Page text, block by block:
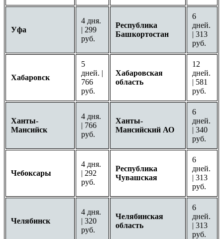
Уфа
4 дня.
| 299
руб.
Республика
Башкортостан
6
дней.
| 313
руб.
Хабаровск
5
дней. |
766
руб.
Хабаровская
область
12
дней.
| 581
руб.
Ханты-
Мансийск
4 дня.
| 766
руб.
Ханты-
Мансийский АО
6
дней.
| 340
руб.
Чебоксары
4 дня.
| 292
руб.
Республика
Чувашская
6
дней.
| 313
руб.
Челябинск
4 дня.
| 320
руб.
Челябинская
область
6
дней.
| 313
руб.